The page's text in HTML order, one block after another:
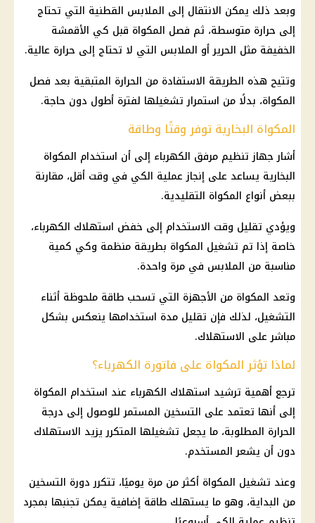
وبعد ذلك يمكن الانتقال إلى الملابس القطنية التي تحتاج
إلى حرارة متوسطة، ثم فصل المكواة قبل كي الأقمشة
الخفيفة مثل الحرير أو الملابس التي لا تحتاج إلى حرارة عالية.
وتتيح هذه الطريقة الاستفادة من الحرارة المتبقية بعد فصل
المكواة، بدلًا من استمرار تشغيلها لفترة أطول دون حاجة.
المكواة البخارية توفر وقتًا وطاقة
أشارجهاز تنظيم مرفق الكهرباء إلى أن استخدام المكواة
البخارية يساعد على إنجاز عملية الكي في وقت أقل، مقارنة
ببعض أنواع المكواة التقليدية.
ويؤدي تقليل وقت الاستخدام إلى خفض استهلاك الكهرباء،
خاصة إذا تم تشغيل المكواة بطريقة منظمة وكي كمية
مناسبة من الملابس في مرة واحدة.
وتعد المكواة من الأجهزة التي تسحب طاقة ملحوظة أثناء
التشغيل، لذلك فإن تقليل مدة استخدامها ينعكس بشكل
مباشر على الاستهلاك.
لماذا تؤثر المكواة على فاتورة الكهرباء؟
ترجع أهمية ترشيد استهلاك الكهرباء عند استخدام المكواة
إلى أنها تعتمد على التسخين المستمر للوصول إلى درجة
الحرارة المطلوبة، ما يجعل تشغيلها المتكرر يزيد الاستهلاك
دون أن يشعر المستخدم.
وعند تشغيل المكواة أكثر من مرة يوميًا، تتكرر دورة التسخين
من البداية، وهو ما يستهلك طاقة إضافية يمكن تجنبها بمجرد